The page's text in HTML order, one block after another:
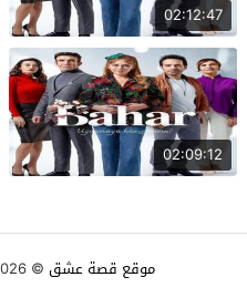
02:12:47
02:09:12
موقع قصة عشق © 2026 جميع الحقوق محفوظة.